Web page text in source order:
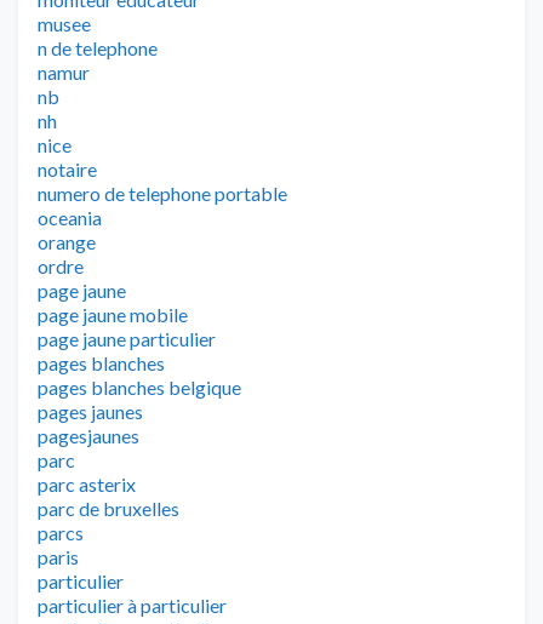
musee
n de telephone
namur
nb
nh
nice
notaire
numero de telephone portable
oceania
orange
ordre
page jaune
page jaune mobile
page jaune particulier
pages blanches
pages blanches belgique
pages jaunes
pagesjaunes
parc
parc asterix
parc de bruxelles
parcs
paris
particulier
particulier à particulier